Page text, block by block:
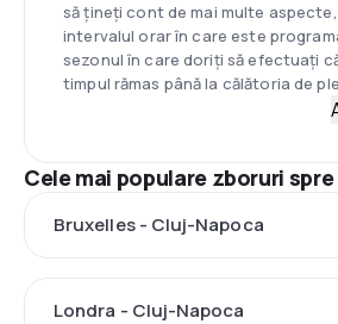
să țineți cont de mai multe
intervalul orar în care este
sezonul în care doriți să efectuați
timpul rămas până la călătoria de
Cele mai populare zboruri
Bruxelles - Cluj-Napoca
Londra - Cluj-Napoca